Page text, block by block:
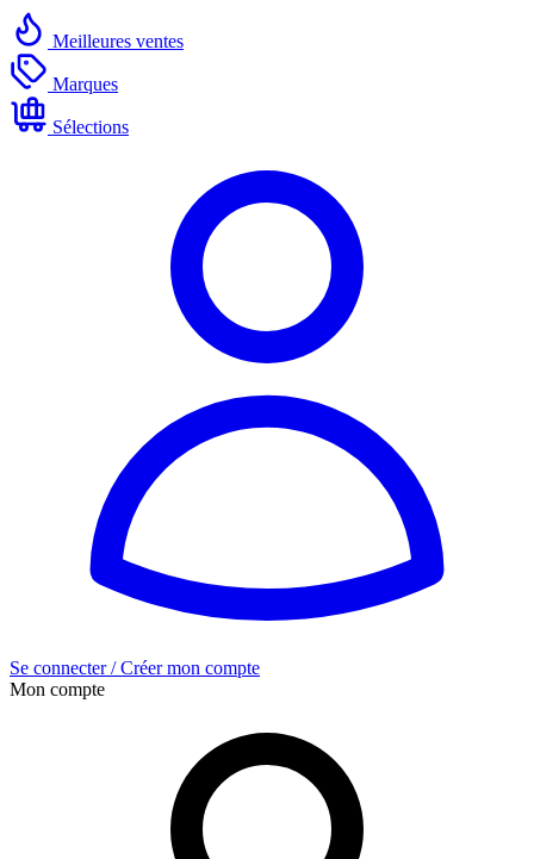
Meilleures ventes
Marques
Sélections
Se connecter / Créer mon compte
Mon compte